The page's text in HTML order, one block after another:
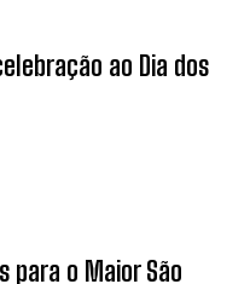
ao Dia dos
para o Maior São